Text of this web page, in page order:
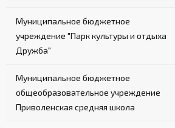
Муниципальное бюджетное
учреждение "Парк культуры и отдыха
Дружба"
Муниципальное бюджетное
общеобразовательное учреждение
Приволенская средняя школа